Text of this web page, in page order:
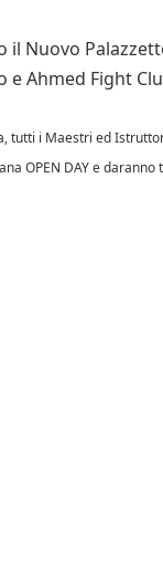
il Nuovo
e Ahmed Fight
tutti i Maestri ed
OPEN DAY e